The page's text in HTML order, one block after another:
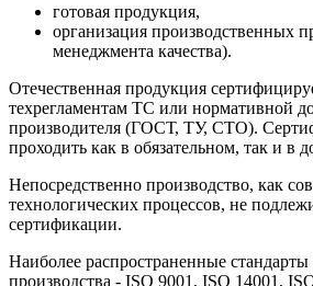
готовая продукция,
организация производственных
менеджмента качества).
Отечественная продукция
техрегламентам ТС или нормативной
производителя (ГОСТ, ТУ, СТО).
проходить как в обязательном, так и в
Непосредственно производство, как
технологических процессов, не
сертификации.
Наиболее распространенные
производства - ISO 9001, ISO 14001,